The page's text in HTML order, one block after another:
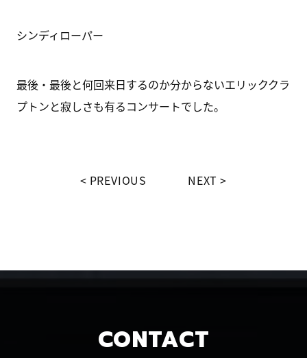
シンディローパー
最後・最後と何回来日するのか分からないエリッククラ
プトンと寂しさも有るコンサートでした。
PREVIOUS NEXT
CONTACT